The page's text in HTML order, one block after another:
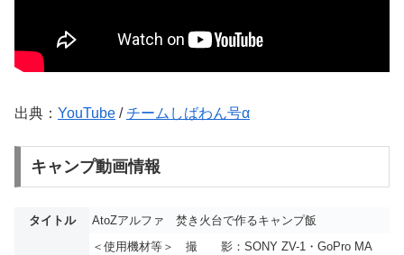
出典： YouTube /チームしばわん号α
キャンプ動画情報
タイトル AtoZアルファ 焚き火台で作るキャンプ飯
＜使用機材等＞ 撮 影：SONY ZV-1・GoPro MA